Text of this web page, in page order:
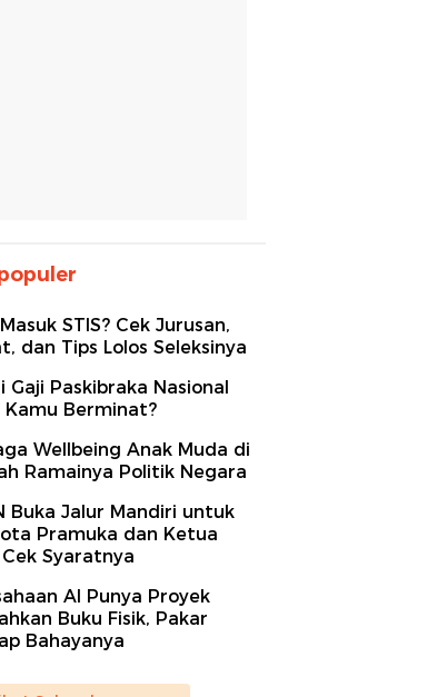
STIS? Cek Jurusan,
dan Tips Lolos Seleksinya
Gaji Paskibraka Nasional
Kamu Berminat?
Wellbeing Anak Muda di
Ramainya Politik Negara
Buka Jalur Mandiri untuk
Pramuka dan Ketua
Cek Syaratnya
AI Punya Proyek
Buku Fisik, Pakar
Bahayanya